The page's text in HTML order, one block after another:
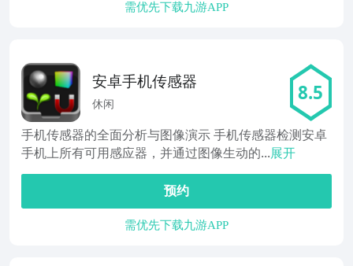
需优先下载九游APP
安卓手机传感器
休闲 8.5
手机传感器的全面分析与图像演示 手机传感器检测安卓
手机上所有可用感应器，并通过图像生动的...展开
预约
需优先下载九游APP